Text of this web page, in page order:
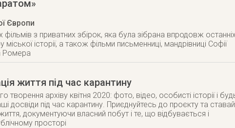
Європи
з приватних збірок, яка була зібрана впродовж останніх
історії, а також фільми письменниці, мандрівниці Софії
Ромера
життя під час карантину
творення архіву квітня 2020: фото, відео, особисті історії і
досвіди під час карантину. Приєднуйтесь до проєкту та
документуючи власний побут і те, що відбувається і
просторі